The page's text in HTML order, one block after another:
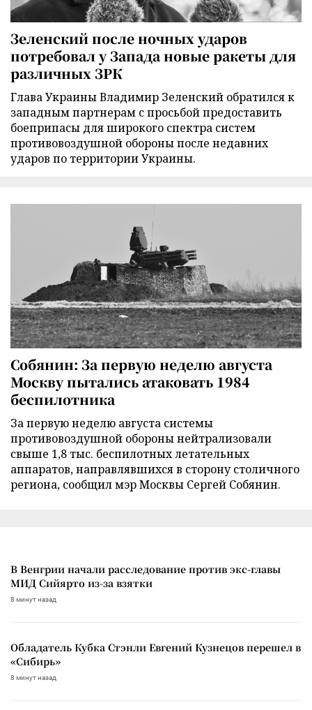
Зеленский после ночных ударов
потребовал у Запада новые ракеты для
различных ЗРК
Глава Украины Владимир Зеленский обратился к
западным партнерам с просьбой предоставить
боеприпасы для широкого спектра систем
противовоздушной обороны после недавних
ударов по территории Украины.
Собянин: За первую неделю августа
Москву пытались атаковать 1984
беспилотника
За первую неделю августа системы
противовоздушной обороны нейтрализовали
свыше 1,8 тыс. беспилотных летательных
аппаратов, направлявшихся в сторону столичного
региона, сообщил мэр Москвы Сергей Собянин.
В Венгрии начали расследование против экс-главы
МИД Сийярто из-за взятки
8 минут назад
Обладатель Кубка Стэнли Евгений Кузнецов перешел в
«Сибирь»
8 минут назад